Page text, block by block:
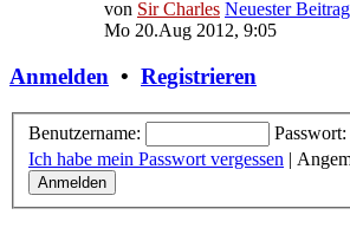
von Sir Charles Neuester Beitrag
Mo 20.Aug 2012, 9:05
Anmelden • Registrieren
Benutzername:
Passwort:
Ich habe mein Passwort vergessen |